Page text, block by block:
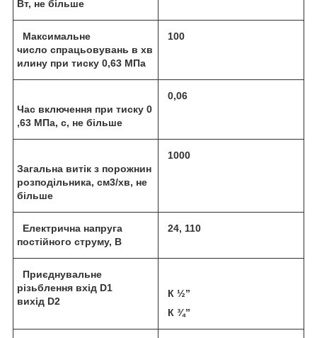
Вт, не більше
Максимальне
число спрацьовувань в хв
илину при тиску 0,63 МПа
100
Час включення при тиску 0
,63 МПа, с, не більше
0,06
Загальна витік з порожнин
розподільника, см3/хв, не
більше
1000
Електрична напруга
постійного струму, В
24, 110
Приєднувальне
різьблення вхід D1
вихід D2
К ½”
К ¾”